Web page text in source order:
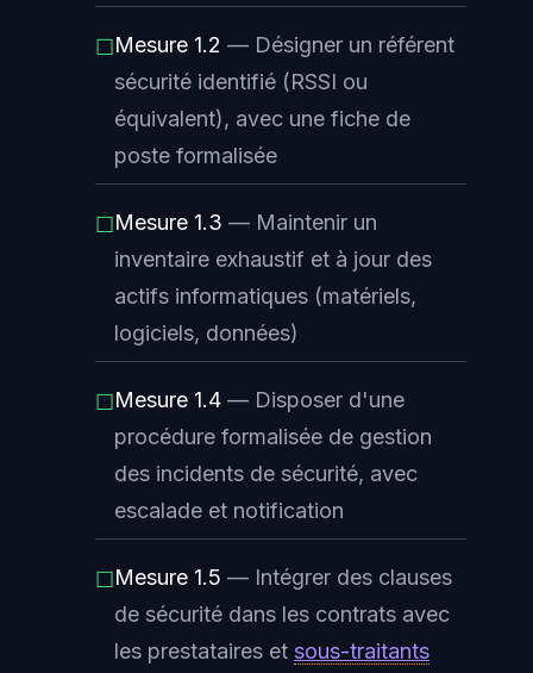
☐Mesure 1.2 — Désigner un référent
sécurité identifié (RSSI ou
équivalent), avec une fiche de
poste formalisée
☐Mesure 1.3 — Maintenir un
inventaire exhaustif et à jour des
actifs informatiques (matériels,
logiciels, données)
☐Mesure 1.4 — Disposer d'une
procédure formalisée de gestion
des incidents de sécurité, avec
escalade et notification
☐Mesure 1.5 — Intégrer des clauses
de sécurité dans les contrats avec
les prestataires et sous-traitants